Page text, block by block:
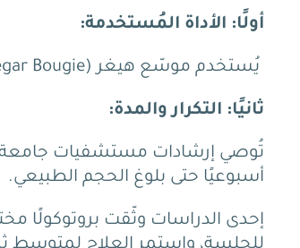
أولًا: الأداة المُستخدمة:
يُستخدم موسّع هيغر (Hegar Bougie) وهو أداة معدنية أو بلاستيكية مزلّقة بطيف متدرج من الأحجام.
ثانيًا: التكرار والمدة:
تُوصي إرشادات مستشفيات جامعة
أسبوعيًا حتى بلوغ الحجم الطبيعي.
إحدى الدراسات وثّقت بروتوكولًا